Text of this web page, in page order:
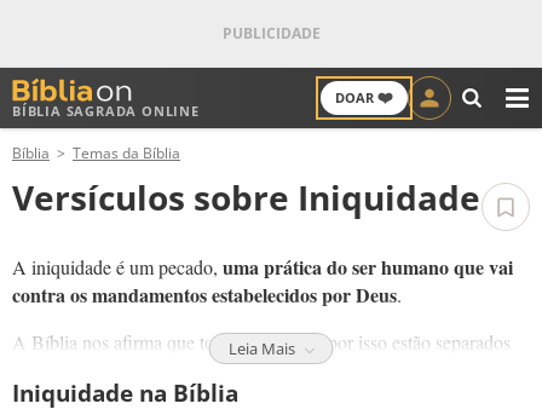
BÍBLIA SAGRADA ONLINE
DOAR ❤️
ANTIGO TESTAMENTO
VERSÍCULOS
VERSÍCULO DO DIA
PALAVRA DO DIA
Bíblia Temas da Bíblia
Versículos sobre Iniquidade
A iniquidade é um pecado, uma prática do ser humano que vai
contra os mandamentos estabelecidos por Deus.
A Bíblia nos afirma que todos pecaram e por isso estão separados
de Deus. Por causa da nossa iniquidade, Deus colocou em ação o
maravilhoso plano da salvação: enviou o Seu único filho para
Leia Mais
Iniquidade na Bíblia